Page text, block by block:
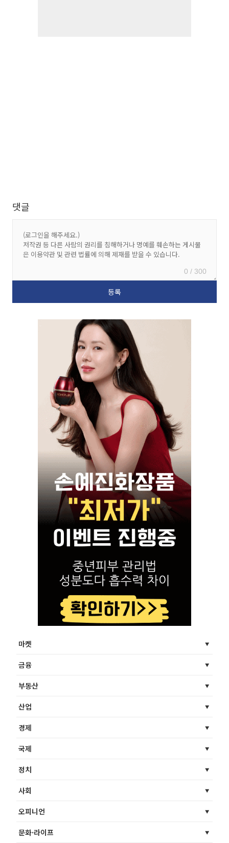
댓글
0 / 300
마켓
금융
부동산
산업
경제
국제
정치
사회
오피니언
문화·라이프